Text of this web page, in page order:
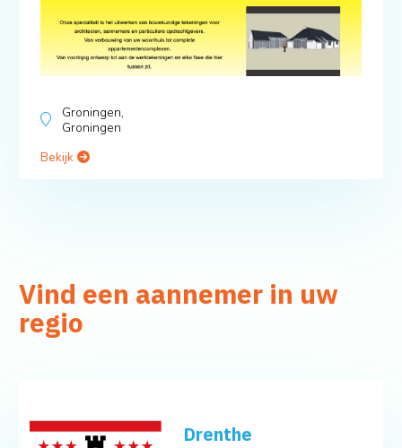
Groningen,
Groningen
Bekijk
Vind een aannemer in uw
regio
Drenthe